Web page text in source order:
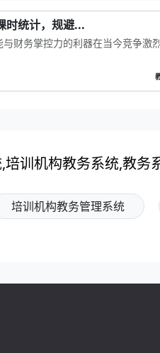
时统计，规避...
财务掌控力的利器在当今竞争激
训机构教务系统,教务
培训机构教务管理系统